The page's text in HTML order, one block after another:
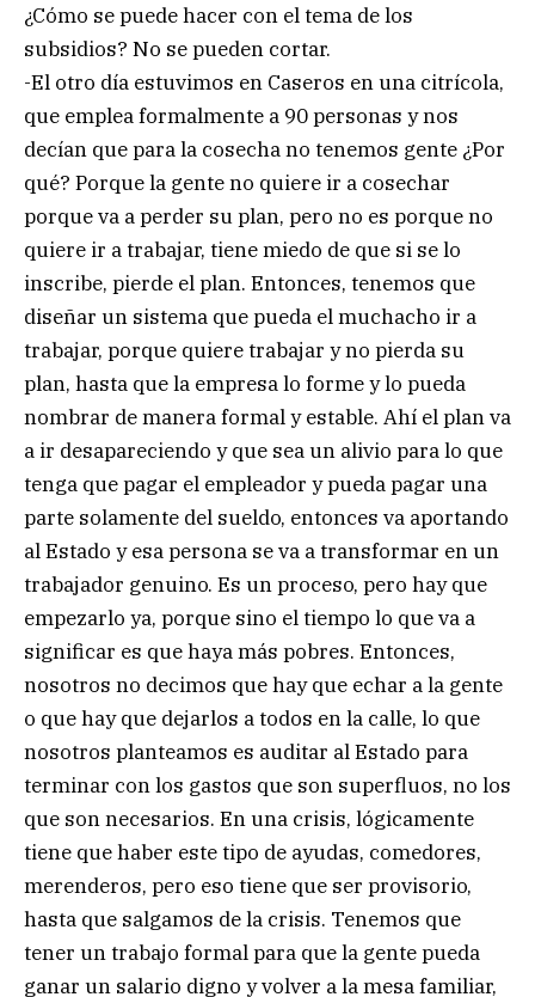
¿Cómo se puede hacer con el tema de los
subsidios? No se pueden cortar.
-El otro día estuvimos en Caseros en una citrícola,
que emplea formalmente a 90 personas y nos
decían que para la cosecha no tenemos gente ¿Por
qué? Porque la gente no quiere ir a cosechar
porque va a perder su plan, pero no es porque no
quiere ir a trabajar, tiene miedo de que si se lo
inscribe, pierde el plan. Entonces, tenemos que
diseñar un sistema que pueda el muchacho ir a
trabajar, porque quiere trabajar y no pierda su
plan, hasta que la empresa lo forme y lo pueda
nombrar de manera formal y estable. Ahí el plan va
a ir desapareciendo y que sea un alivio para lo que
tenga que pagar el empleador y pueda pagar una
parte solamente del sueldo, entonces va aportando
al Estado y esa persona se va a transformar en un
trabajador genuino. Es un proceso, pero hay que
empezarlo ya, porque sino el tiempo lo que va a
significar es que haya más pobres. Entonces,
nosotros no decimos que hay que echar a la gente
o que hay que dejarlos a todos en la calle, lo que
nosotros planteamos es auditar al Estado para
terminar con los gastos que son superfluos, no los
que son necesarios. En una crisis, lógicamente
tiene que haber este tipo de ayudas, comedores,
merenderos, pero eso tiene que ser provisorio,
hasta que salgamos de la crisis. Tenemos que
tener un trabajo formal para que la gente pueda
ganar un salario digno y volver a la mesa familiar,